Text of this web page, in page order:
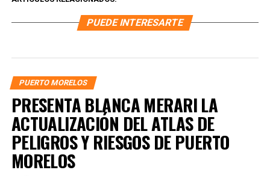
PUEDE INTERESARTE
PUERTO MORELOS
PRESENTA BLANCA MERARI LA
ACTUALIZACIÓN DEL ATLAS DE
PELIGROS Y RIESGOS DE PUERTO
MORELOS